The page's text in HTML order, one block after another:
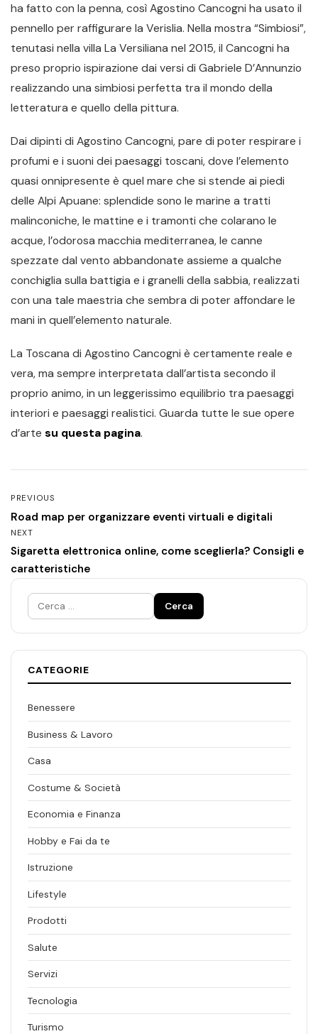
ha fatto con la penna, così Agostino Cancogni ha usato il
pennello per raffigurare la Verislia. Nella mostra “Simbiosi”,
tenutasi nella villa La Versiliana nel 2015, il Cancogni ha
preso proprio ispirazione dai versi di Gabriele D’Annunzio
realizzando una simbiosi perfetta tra il mondo della
letteratura e quello della pittura.
Dai dipinti di Agostino Cancogni, pare di poter respirare i
profumi e i suoni dei paesaggi toscani, dove l’elemento
quasi onnipresente è quel mare che si stende ai piedi
delle Alpi Apuane: splendide sono le marine a tratti
malinconiche, le mattine e i tramonti che colarano le
acque, l’odorosa macchia mediterranea, le canne
spezzate dal vento abbandonate assieme a qualche
conchiglia sulla battigia e i granelli della sabbia, realizzati
con una tale maestria che sembra di poter affondare le
mani in quell’elemento naturale.
La Toscana di Agostino Cancogni è certamente reale e
vera, ma sempre interpretata dall’artista secondo il
proprio animo, in un leggerissimo equilibrio tra paesaggi
interiori e paesaggi realistici. Guarda tutte le sue opere
d’arte su questa pagina.
PREVIOUS
Road map per organizzare eventi virtuali e digitali
NEXT
Sigaretta elettronica online, come sceglierla? Consigli e
caratteristiche
Ricerca
per:
CATEGORIE
Benessere
Business & Lavoro
Casa
Costume & Società
Economia e Finanza
Hobby e Fai da te
Istruzione
Lifestyle
Prodotti
Salute
Servizi
Tecnologia
Turismo